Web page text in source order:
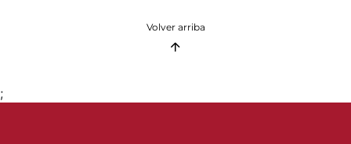
Volver arriba
;